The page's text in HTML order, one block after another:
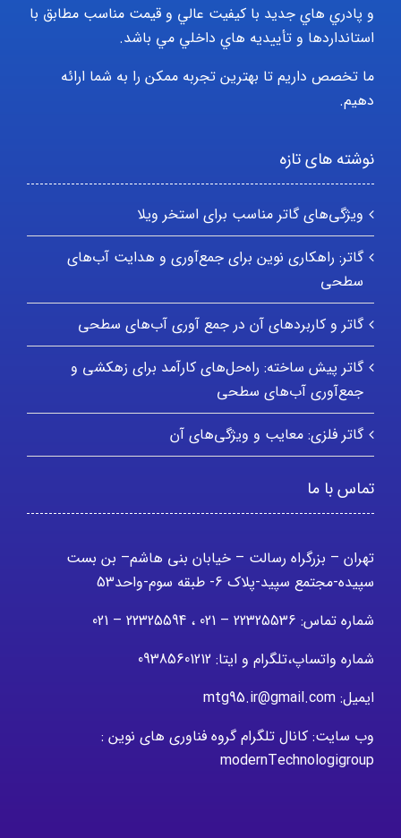
و پادري هاي جديد با کيفيت عالي و قيمت مناسب مطابق با
استانداردها و تأييديه هاي داخلي مي باشد.
ما تخصص داریم تا بهترین تجربه ممکن را به شما ارائه
دهیم.
نوشته های تازه
ویژگی‌های گاتر مناسب برای استخر ویلا
گاتر: راهکاری نوین برای جمع‌آوری و هدایت آب‌های
سطحی
گاتر و کاربردهای آن در جمع آوری آب‌های سطحی
گاتر پیش ساخته: راه‌حل‌های کارآمد برای زهکشی و
جمع‌آوری آب‌های سطحی
گاتر فلزی: معایب و ویژگی‌های آن
تماس با ما
تهران – بزرگراه رسالت – خیابان بنی هاشم– بن بست
سپیده-مجتمع سپید-پلاک 6- طبقه سوم-واحد53
شماره تماس: 22325536 – 021 ، 22325594 – 021
شماره واتساپ،تلگرام و ایتا: 09385601212
ایمیل: mtg95.ir@gmail.com
وب سایت: کانال تلگرام گروه فناوری های نوین :
modernTechnologigroup